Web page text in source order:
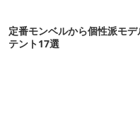
定番モンベルから個性派モ
テント17選